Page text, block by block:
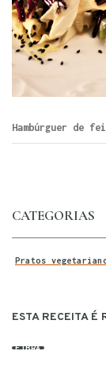
Hambúrguer de
CATEGORIAS
Pratos
ESTA RECEITA É
FIBRA